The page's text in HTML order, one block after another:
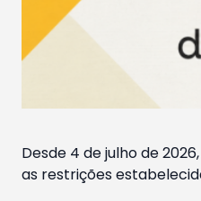
Desde 4 de julho de
as restrições